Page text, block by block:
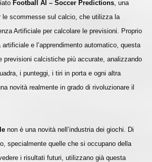
Football AI – Soccer Predictions, una
le scommesse sul calcio, che utilizza la
Artificiale per calcolare le previsioni. Proprio
artificiale e l’apprendimento automatico, questa
previsioni calcistiche più accurate, analizzando
i punteggi, i tiri in porta e ogni altra
novità realmente in grado di rivoluzionare il
non è una novità nell’industria dei giochi. Di
specialmente quelle che si occupano della
i risultati futuri, utilizzano già questa